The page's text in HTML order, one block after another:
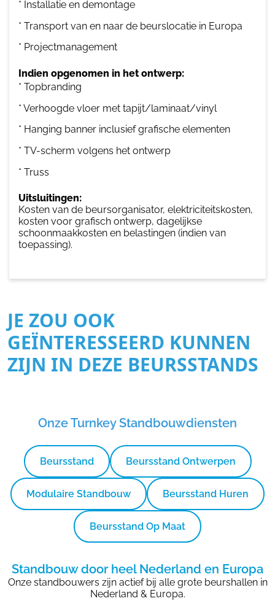
* Installatie en demontage
* Transport van en naar de beurslocatie in Europa
* Projectmanagement
Indien opgenomen in het ontwerp:
* Topbranding
* Verhoogde vloer met tapijt/laminaat/vinyl
* Hanging banner inclusief grafische elementen
* TV-scherm volgens het ontwerp
* Truss
Uitsluitingen:
Kosten van de beursorganisator, elektriciteitskosten,
kosten voor grafisch ontwerp, dagelijkse
schoonmaakkosten en belastingen (indien van
toepassing).
JE ZOU OOK
GEÏNTERESSEERD KUNNEN
ZIJN IN DEZE BEURSSTANDS
Onze Turnkey Standbouwdiensten
Beursstand Beursstand Ontwerpen
Modulaire Standbouw Beursstand Huren
Beursstand Op Maat
Standbouw door heel Nederland en Europa
Onze standbouwers zijn actief bij alle grote beurshallen in
Nederland & Europa.